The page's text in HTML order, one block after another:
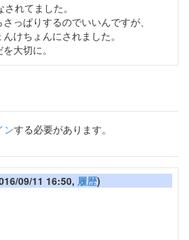
れてました。
っぱりするのでいいんですが、
けちょんにされました。
大切に。
ンする必要があります。
09/11 16:50, 履歴)